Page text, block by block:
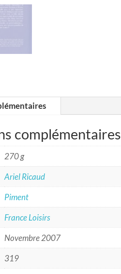
complémentaires
270 g
Ariel Ricaud
Piment
France Loisirs
Novembre 2007
319